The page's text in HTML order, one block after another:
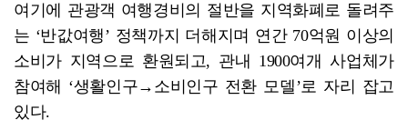
여기에 관광객 여행경비의 절반을 지역화폐로 돌려주
는 ‘반값여행’ 정책까지 더해지며 연간 70억원 이상의
소비가 지역으로 환원되고, 관내 1900여개 사업체가
참여해 ‘생활인구→소비인구 전환 모델’로 자리 잡고
있다.